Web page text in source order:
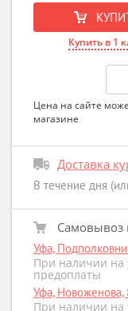
Купить в 1
Цена на сайте
магазине
Доставка
В течение дня
Самовывоз
Уфа,
При наличии на
предоплаты
Уфа, Новоженова,
При наличии на